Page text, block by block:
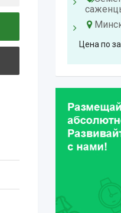
Цена по